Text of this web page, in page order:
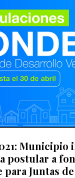
Municipio
postular a
Juntas